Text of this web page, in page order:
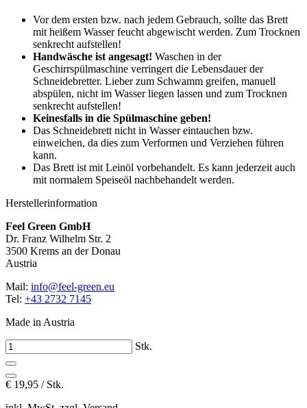
Vor dem ersten bzw. nach jedem Gebrauch, sollte das Brett
mit heißem Wasser feucht abgewischt werden. Zum Trocknen
senkrecht aufstellen!
Handwäsche ist angesagt! Waschen in der
Geschirrspülmaschine verringert die Lebensdauer der
Schneidebretter. Lieber zum Schwamm greifen, manuell
abspülen, nicht im Wasser liegen lassen und zum Trocknen
senkrecht aufstellen!
Keinesfalls in die Spülmaschine geben!
Das Schneidebrett nicht in Wasser eintauchen bzw.
einweichen, da dies zum Verformen und Verziehen führen
kann.
Das Brett ist mit Leinöl vorbehandelt. Es kann jederzeit auch
mit normalem Speiseöl nachbehandelt werden.
Herstellerinformation
Feel Green GmbH
Dr. Franz Wilhelm Str. 2
3500 Krems an der Donau
Austria
Mail: info@feel-green.eu
Tel: +43 2732 7145
Made in Austria
Stk.
€ 19,95 / Stk.